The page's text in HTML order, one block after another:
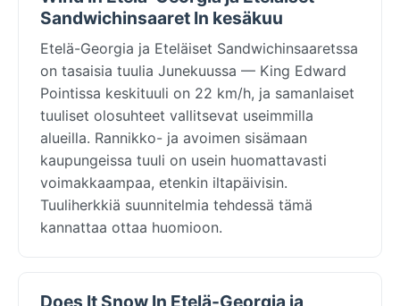
Sandwichinsaaret In kesäkuu
Etelä-Georgia ja Eteläiset Sandwichinsaaretssa
on tasaisia tuulia Junekuussa — King Edward
Pointissa keskituuli on 22 km/h, ja samanlaiset
tuuliset olosuhteet vallitsevat useimmilla
alueilla. Rannikko- ja avoimen sisämaan
kaupungeissa tuuli on usein huomattavasti
voimakkaampaa, etenkin iltapäivisin.
Tuuliherkkiä suunnitelmia tehdessä tämä
kannattaa ottaa huomioon.
Does It Snow In Etelä-Georgia ja